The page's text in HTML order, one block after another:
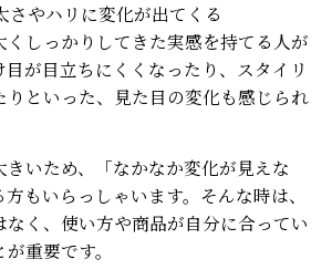
さやハリに変化が出てくる
くしっかりしてきた実感を持てる人が
が目立ちにくくなったり、スタイリ
りといった、見た目の変化も感じられ
いため、「なかなか変化が見えな
もいらっしゃいます。そんな時は、
く、使い方や商品が自分に合ってい
重要です。